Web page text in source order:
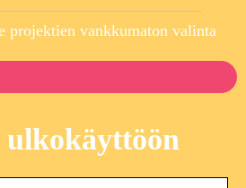
projektien vankkumaton valinta
ulkokäyttöön